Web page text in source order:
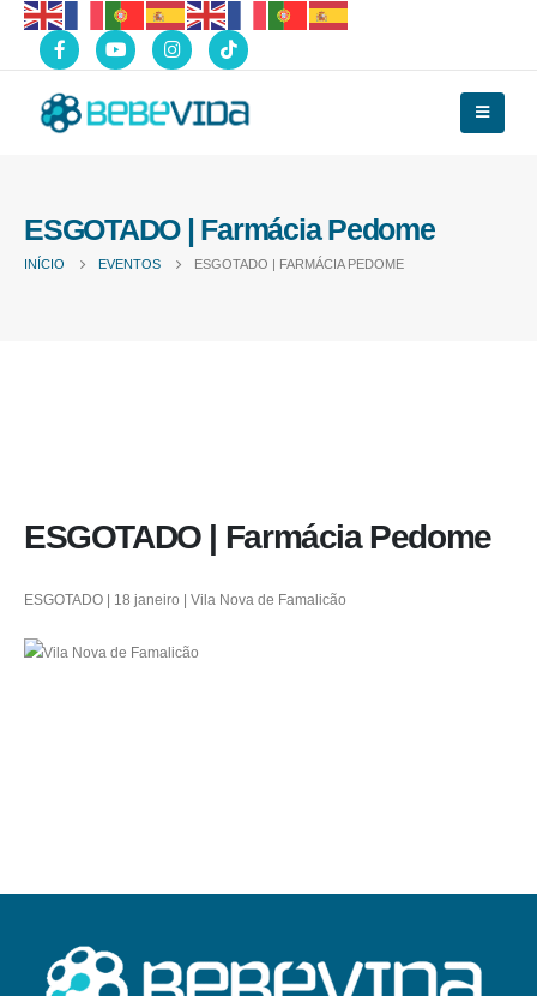
ESGOTADO | Farmácia Pedome
INÍCIO EVENTOS ESGOTADO | FARMÁCIA PEDOME
ESGOTADO | Farmácia Pedome
ESGOTADO | 18 janeiro | Vila Nova de Famalicão